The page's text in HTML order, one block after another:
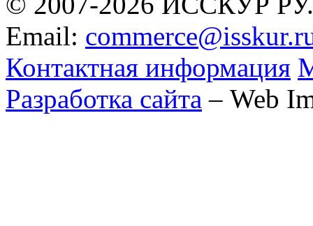
Email:
Контактная информация
Разработка сайта – Web